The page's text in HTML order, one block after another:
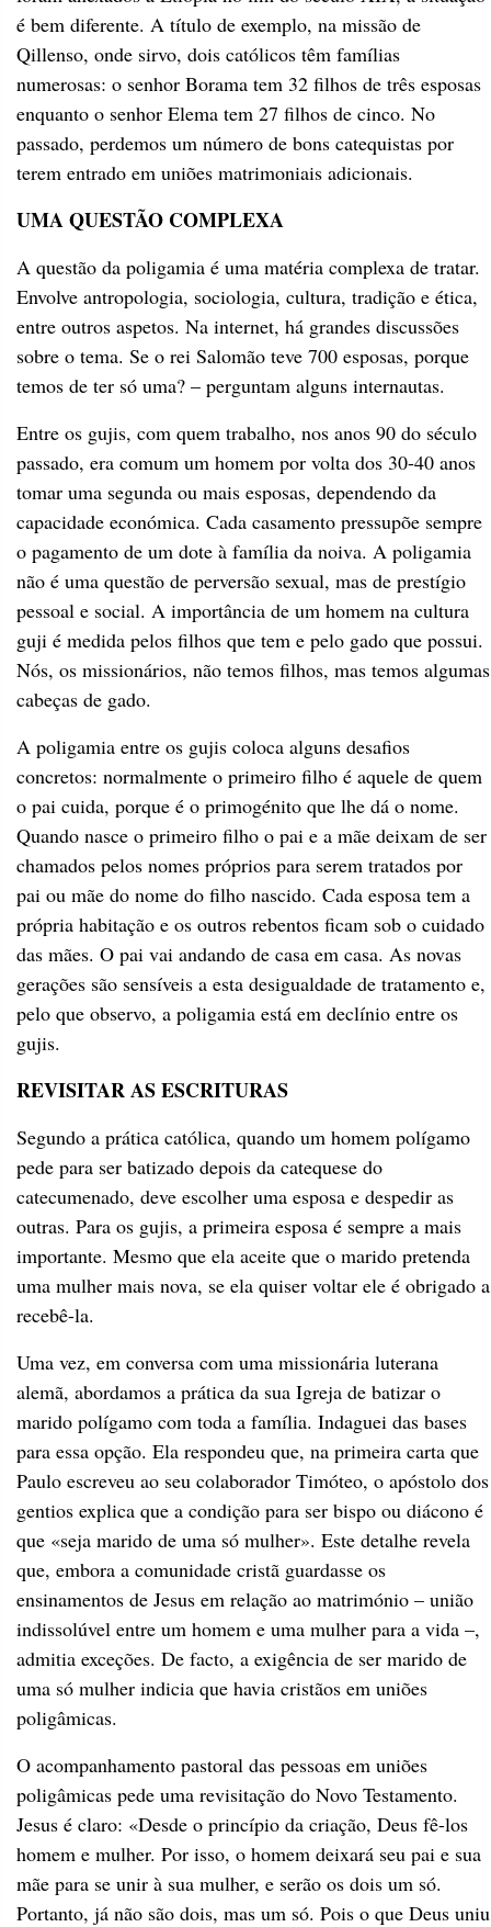
é bem diferente. A título de exemplo, na missão de
Qillenso, onde sirvo, dois católicos têm famílias
numerosas: o senhor Borama tem 32 filhos de três esposas
enquanto o senhor Elema tem 27 filhos de cinco. No
passado, perdemos um número de bons catequistas por
terem entrado em uniões matrimoniais adicionais.
UMA QUESTÃO COMPLEXA
A questão da poligamia é uma matéria complexa de tratar.
Envolve antropologia, sociologia, cultura, tradição e ética,
entre outros aspetos. Na internet, há grandes discussões
sobre o tema. Se o rei Salomão teve 700 esposas, porque
temos de ter só uma? – perguntam alguns internautas.
Entre os gujis, com quem trabalho, nos anos 90 do século
passado, era comum um homem por volta dos 30-40 anos
tomar uma segunda ou mais esposas, dependendo da
capacidade económica. Cada casamento pressupõe sempre
o pagamento de um dote à família da noiva. A poligamia
não é uma questão de perversão sexual, mas de prestígio
pessoal e social. A importância de um homem na cultura
guji é medida pelos filhos que tem e pelo gado que possui.
Nós, os missionários, não temos filhos, mas temos algumas
cabeças de gado.
A poligamia entre os gujis coloca alguns desafios
concretos: normalmente o primeiro filho é aquele de quem
o pai cuida, porque é o primogénito que lhe dá o nome.
Quando nasce o primeiro filho o pai e a mãe deixam de ser
chamados pelos nomes próprios para serem tratados por
pai ou mãe do nome do filho nascido. Cada esposa tem a
própria habitação e os outros rebentos ficam sob o cuidado
das mães. O pai vai andando de casa em casa. As novas
gerações são sensíveis a esta desigualdade de tratamento e,
pelo que observo, a poligamia está em declínio entre os
gujis.
REVISITAR AS ESCRITURAS
Segundo a prática católica, quando um homem polígamo
pede para ser batizado depois da catequese do
catecumenado, deve escolher uma esposa e despedir as
outras. Para os gujis, a primeira esposa é sempre a mais
importante. Mesmo que ela aceite que o marido pretenda
uma mulher mais nova, se ela quiser voltar ele é obrigado a
recebê-la.
Uma vez, em conversa com uma missionária luterana
alemã, abordamos a prática da sua Igreja de batizar o
marido polígamo com toda a família. Indaguei das bases
para essa opção. Ela respondeu que, na primeira carta que
Paulo escreveu ao seu colaborador Timóteo, o apóstolo dos
gentios explica que a condição para ser bispo ou diácono é
que «seja marido de uma só mulher». Este detalhe revela
que, embora a comunidade cristã guardasse os
ensinamentos de Jesus em relação ao matrimónio – união
indissolúvel entre um homem e uma mulher para a vida –,
admitia exceções. De facto, a exigência de ser marido de
uma só mulher indicia que havia cristãos em uniões
poligâmicas.
O acompanhamento pastoral das pessoas em uniões
poligâmicas pede uma revisitação do Novo Testamento.
Jesus é claro: «Desde o princípio da criação, Deus fê-los
homem e mulher. Por isso, o homem deixará seu pai e sua
mãe para se unir à sua mulher, e serão os dois um só.
Portanto, já não são dois, mas um só. Pois o que Deus uniu